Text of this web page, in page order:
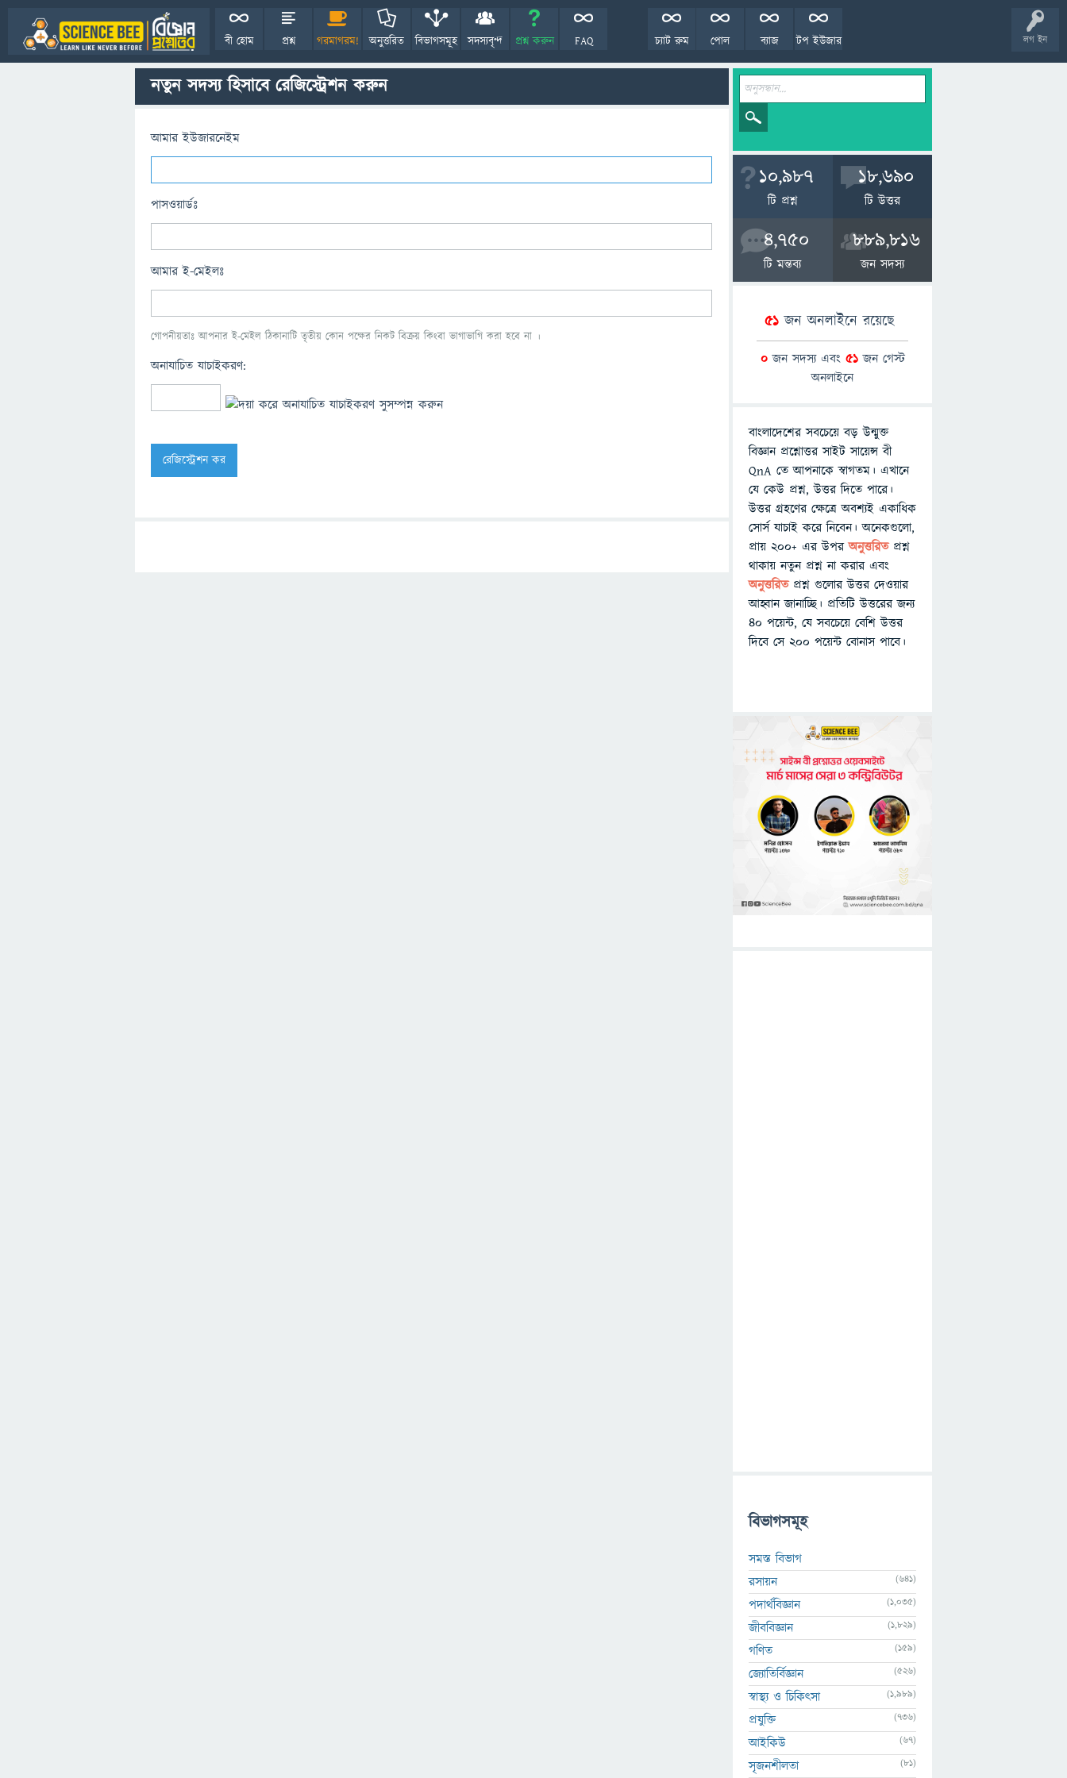
লগ ইন
বী হোম প্রশ্ন গরমাগরম! অনুত্তরিত বিভাগসমূহ সদস্যবৃন্দ প্রশ্ন করুন FAQ টপ ইউজার
ব্যাজ
পোল
চ্যাট রুম
নতুন সদস্য হিসাবে রেজিস্ট্রেশন করুন
আমার ইউজারনেইম
পাসওয়ার্ডঃ
আমার ই-মেইলঃ
গোপনীয়তাঃ আপনার ই-মেইল ঠিকানাটি তৃতীয় কোন পক্ষের নিকট বিক্রয় কিংবা ভাগাভাগি করা হবে না ।
অনাযাচিত যাচাইকরণ:
10,987
টি প্রশ্ন
18,690
টি উত্তর
4,750
টি মন্তব্য
889,816
জন সদস্য
51জন অনলাইনে রয়েছে
0জন সদস্য এবং 51জন গেস্ট
অনলাইনে
বাংলাদেশের সবচেয়ে বড় উন্মুক্ত
বিজ্ঞান প্রশ্নোত্তর সাইট সায়েন্স বী
QnA তে আপনাকে স্বাগতম। এখানে
যে কেউ প্রশ্ন, উত্তর দিতে পারে।
উত্তর গ্রহণের ক্ষেত্রে অবশ্যই একাধিক
সোর্স যাচাই করে নিবেন। অনেকগুলো,
প্রায় ২০০+ এর উপরঅনুত্তরিতপ্রশ্ন
থাকায় নতুন প্রশ্ন না করার এবং
অনুত্তরিত প্রশ্ন গুলোর উত্তর দেওয়ার
আহ্বান জানাচ্ছি। প্রতিটি উত্তরের জন্য
৪০ পয়েন্ট, যে সবচেয়ে বেশি উত্তর
দিবে সে ২০০ পয়েন্ট বোনাস পাবে।
বিভাগসমূহ
সমস্ত বিভাগ
রসায়ন
(641)
পদার্থবিজ্ঞান (1,035)
জীববিজ্ঞান (1,829)
গণিত (159)
জ্যোতির্বিজ্ঞান (526)
স্বাস্থ্য ও চিকিৎসা (1,989)
প্রযুক্তি (736)
আইকিউ (67)
সৃজনশীলতা (81)